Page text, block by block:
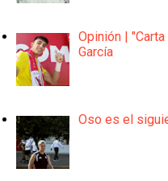
Opinión |
García
Oso es el